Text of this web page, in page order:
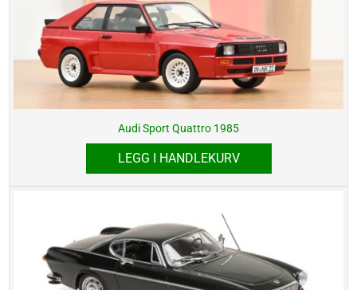
Audi Sport Quattro 1985
LEGG I HANDLEKURV